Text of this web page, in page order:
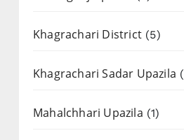
Khagrachari District (5)
Khagrachari Sadar Upazila
Mahalchhari Upazila (1)